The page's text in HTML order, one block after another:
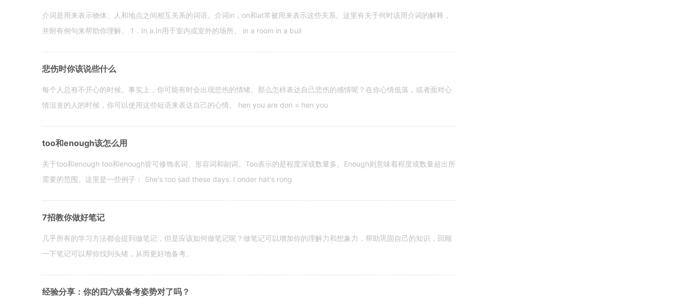
介词是用来表示物体、人和地点之间相互关系的词语。介词in，on和at常被用来表示这些关系。这里有关于何时该用介词的解释，
并附有例句来帮助你理解。 1．In a.In用于室内或室外的场所。 in a room in a buil
悲伤时你该说些什么
每个人总有不开心的时候。事实上，你可能有时会出现悲伤的情绪。那么怎样表达自己悲伤的感情呢？在你心情低落，或者面对心
情沮丧的人的时候，你可以使用这些短语来表达自己的心情。 hen you are don = hen you
too和enough该怎么用
关于too和enough too和enough皆可修饰名词、形容词和副词。Too表示的是程度深或数量多。Enough则意味着程度或数量超出所
需要的范围。这里是一些例子： She's too sad these days. I onder hat's rong
7招教你做好笔记
几乎所有的学习方法都会提到做笔记，但是应该如何做笔记呢？做笔记可以增加你的理解力和想象力，帮助巩固自己的知识，回顾
一下笔记可以帮你找到头绪，从而更好地备考。
经验分享：你的四六级备考姿势对了吗？